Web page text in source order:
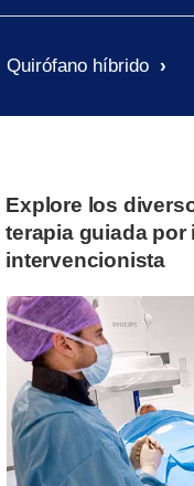
Quirófano híbrido
Explore los
terapia guiada
intervencionista